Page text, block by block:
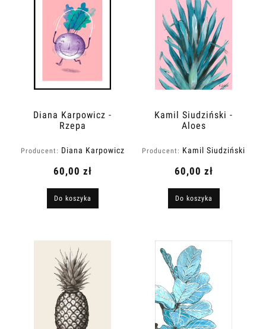
Diana Karpowicz -
Rzepa
Producent: Diana Karpowicz
60,00 zł
Do koszyka
Kamil Siudziński -
Aloes
Producent: Kamil Siudziński
60,00 zł
Do koszyka